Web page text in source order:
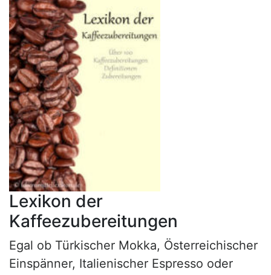
Lexikon der
Kaffeezubereitungen
Egal ob Türkischer Mokka, Österreichischer
Einspänner, Italienischer Espresso oder